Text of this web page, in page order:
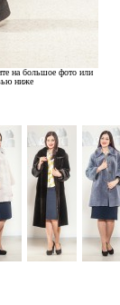
на большое фото или
ниже